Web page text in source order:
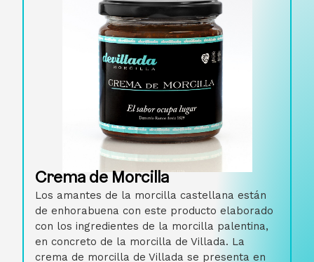
Crema de Morcilla
Los amantes de la morcilla castellana están
de enhorabuena con este producto elaborado
con los ingredientes de la morcilla palentina,
en concreto de la morcilla de Villada. La
crema de morcilla de Villada se presenta en